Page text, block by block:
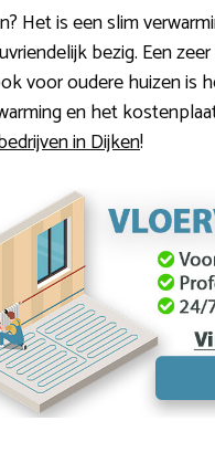
Het is een slim
bezig. Een
voor oudere huizen is
en het
in Dijken!